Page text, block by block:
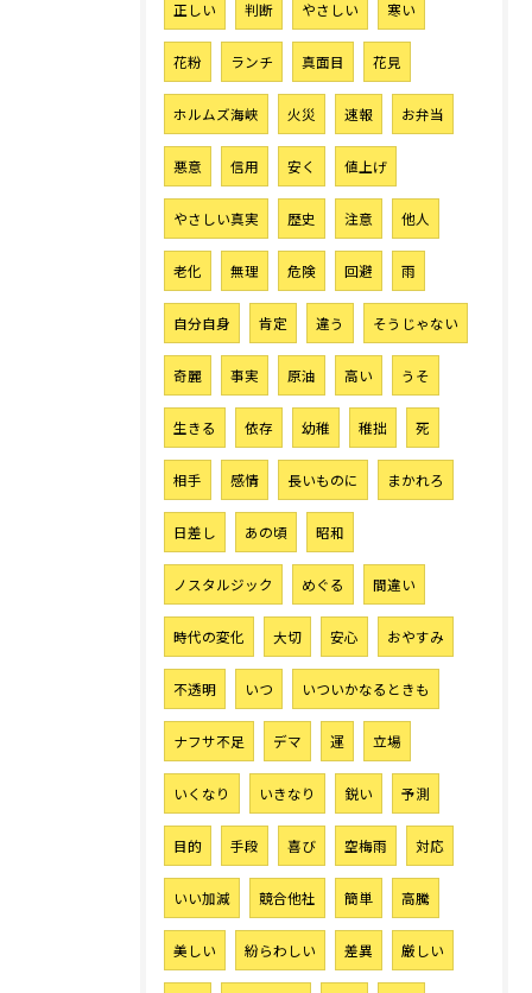
正しい 判断 やさしい 寒い
花粉 ランチ 真面目 花見
ホルムズ海峡 火災 速報 お弁当
悪意 信用 安く 値上げ
やさしい真実 歴史 注意 他人
老化 無理 危険 回避 雨
自分自身 肯定 違う そうじゃない
奇麗 事実 原油 高い うそ
生きる 依存 幼稚 稚拙 死
相手 感情 長いものに まかれろ
日差し あの頃 昭和
ノスタルジック めぐる 間違い
時代の変化 大切 安心 おやすみ
不透明 いつ いついかなるときも
ナフサ不足 デマ 運 立場
いくなり いきなり 鋭い 予測
目的 手段 喜び 空梅雨 対応
いい加減 競合他社 簡単 高騰
美しい 紛らわしい 差異 厳しい
お気軽にご相談ください